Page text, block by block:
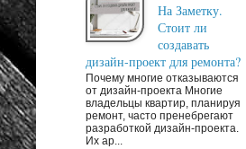
На Заметку.
Стоит ли
создавать
дизайн-проект для ремонта?
Почему многие отказываются
от дизайн-проекта Многие
владельцы квартир, планируя
ремонт, часто пренебрегают
разработкой дизайн-проекта.
Их ар...